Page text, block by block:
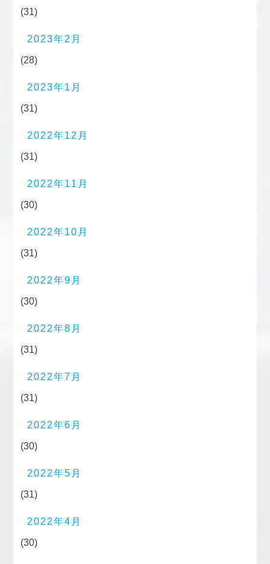
(31)
2023年2月
(28)
2023年1月
(31)
2022年12月
(31)
2022年11月
(30)
2022年10月
(31)
2022年9月
(30)
2022年8月
(31)
2022年7月
(31)
2022年6月
(30)
2022年5月
(31)
2022年4月
(30)